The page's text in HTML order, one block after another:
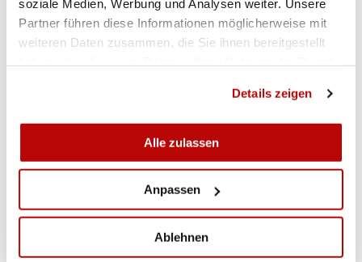
soziale Medien, Werbung und Analysen weiter. Unsere
Partner führen diese Informationen möglicherweise mit
weiteren Daten zusammen, die Sie ihnen bereitgestellt
Details zeigen
Alle zulassen
Anpassen
Ablehnen
Kurzanleitung Einstieg SSV-Wettkampf Tool
Ausführungsbestimmungen für Stellungen und Schiesshilfen
Wertetabellen für die Polysportübungen
Bauanleitung Übungsbank Polysport
AUFTEILUNG DER REGIONEN FÜR DIE